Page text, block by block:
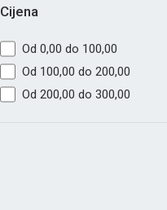
Cijena
Od 0,00 do 100,00
Od 100,00 do 200,00
Od 200,00 do 300,00